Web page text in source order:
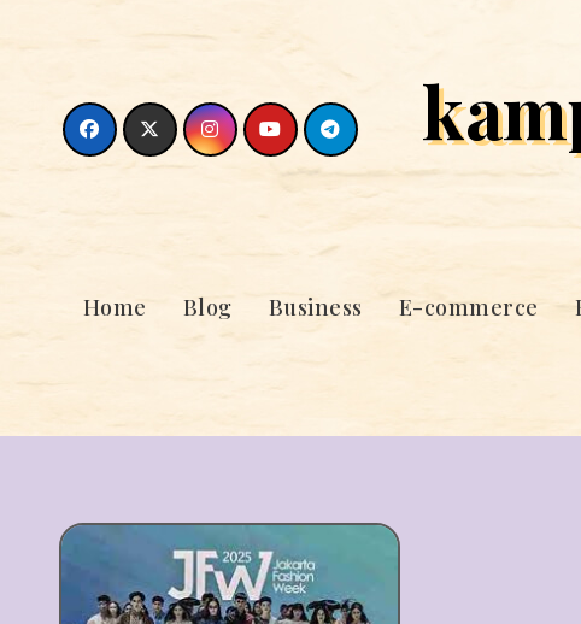
Home Blog Business E-commerce